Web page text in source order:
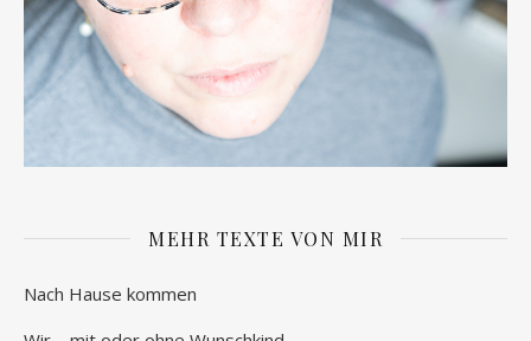
MEHR TEXTE VON MIR
Nach Hause kommen